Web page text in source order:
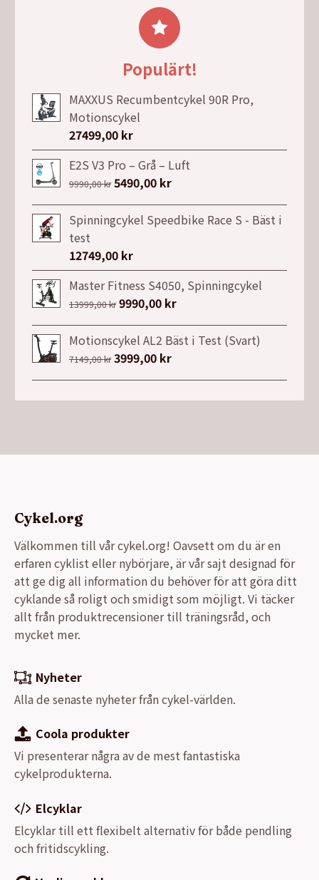
3058,73 kr.
är:
2070,50 kr.
Populärt!
MAXXUS Recumbentcykel 90R Pro,
Motionscykel
27499,00 kr
E2S V3 Pro – Grå – Luft
9990,00kr Det
ursprungliga
priset
9990,00 kr.
5490,00 krDet
nuvarande
priset
Spinningcykel Speedbike Race S - Bäst i
test
12749,00 kr
Master Fitness S4050, Spinningcykel
13999,00kr Det
ursprungliga
priset
var:
9990,00 krDet
nuvarande
priset
Motionscykel AL2 Bäst i Test (Svart)
7149,00kr Det
ursprungliga
3999,00 krDet
nuvarande
Cykel.org
Välkommen till vår cykel.org! Oavsett om du är en
erfaren cyklist eller nybörjare, är vår sajt designad för
att ge dig all information du behöver för att göra ditt
cyklande så roligt och smidigt som möjligt. Vi täcker
allt från produktrecensioner till träningsråd, och
mycket mer.
Nyheter
Alla de senaste nyheter från cykel-världen.
Coola produkter
Vi presenterar några av de mest fantastiska
cykelprodukterna.
Elcyklar
Elcyklar till ett flexibelt alternativ för både pendling
och fritidscykling.